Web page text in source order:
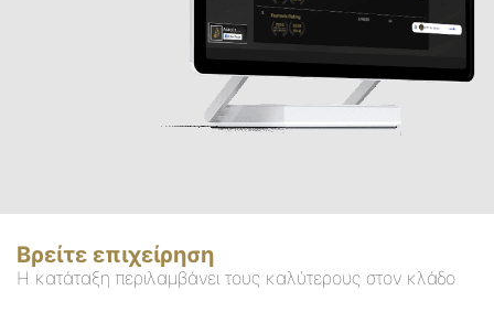
Βρείτε επιχείρηση
Η κατάταξη περιλαμβάνει τους καλύτερους στον κλάδο